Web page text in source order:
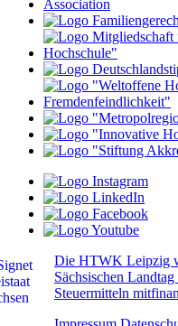
Die HTWK Leipzig
Sächsischen
Steuermitteln